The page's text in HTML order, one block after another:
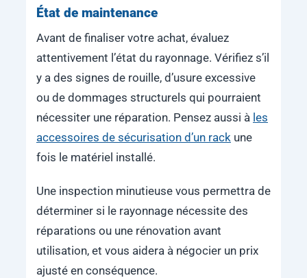
État de maintenance
Avant de finaliser votre achat, évaluez
attentivement l’état du rayonnage. Vérifiez s’il
y a des signes de rouille, d’usure excessive
ou de dommages structurels qui pourraient
nécessiter une réparation. Pensez aussi à les
accessoires de sécurisation d’un rackune
fois le matériel installé.
Une inspection minutieuse vous permettra de
déterminer si le rayonnage nécessite des
réparations ou une rénovation avant
utilisation, et vous aidera à négocier un prix
ajusté en conséquence.